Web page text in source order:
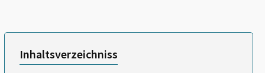
Inhaltsverzeichniss